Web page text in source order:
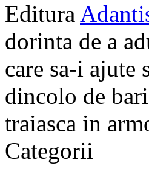
Editura
dorinta de a
care sa-i ajute
dincolo de
traiasca in
Categorii